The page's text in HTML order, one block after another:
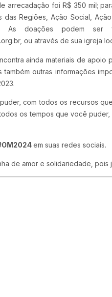
arrecadação foi R$ 350 mil;
das Regiões, Ação Social,
As doações podem ser
ou através de sua igreja
ainda materiais de apoio
também outras informações
com todos os recursos
os tempos que você
em suas redes sociais.
de amor e solidariedade,